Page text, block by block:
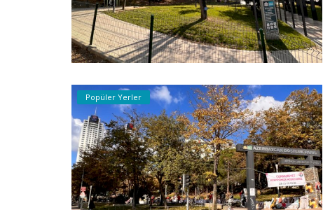
Popüler Yerler
Genel
Gayrimenkullerine Odaklanıyoruz